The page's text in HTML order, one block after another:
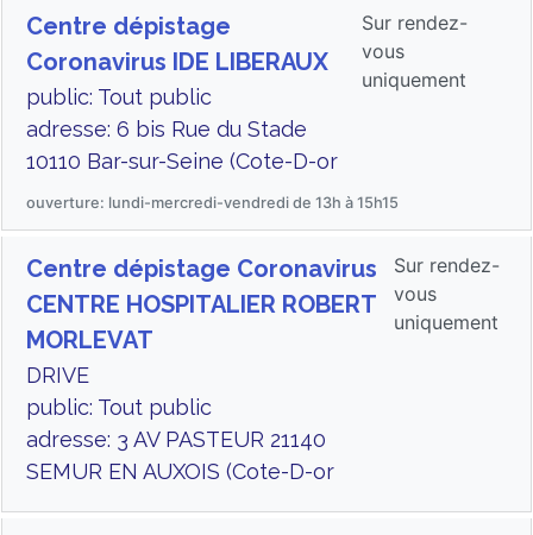
Centre dépistage
Coronavirus IDE LIBERAUX
public: Tout public
adresse: 6 bis Rue du Stade
10110 Bar-sur-Seine (Cote-D-or
Sur rendez-
vous
uniquement
ouverture: lundi-mercredi-vendredi de 13h à 15h15
Centre dépistage Coronavirus
CENTRE HOSPITALIER ROBERT
MORLEVAT
DRIVE
public: Tout public
adresse: 3 AV PASTEUR 21140
SEMUR EN AUXOIS (Cote-D-or
Sur rendez-
vous
uniquement